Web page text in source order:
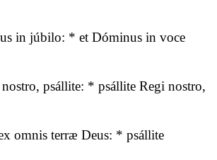
in júbilo: * et Dóminus in voce
psállite: * psállite Regi nostro,
omnis terræ Deus: * psállite